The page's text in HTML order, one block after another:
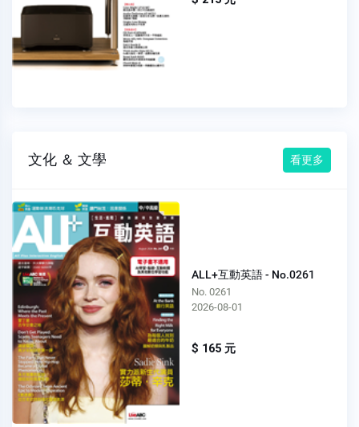
文化 ＆ 文學 看更多
ALL+互動英語 - No.0261
No. 0261
2026-08-01
$ 165 元